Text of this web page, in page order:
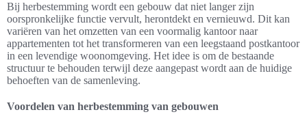
Bij herbestemming wordt een gebouw dat niet langer zijn
oorspronkelijke functie vervult, herontdekt en vernieuwd. Dit kan
variëren van het omzetten van een voormalig kantoor naar
appartementen tot het transformeren van een leegstaand postkantoor
in een levendige woonomgeving. Het idee is om de bestaande
structuur te behouden terwijl deze aangepast wordt aan de huidige
behoeften van de samenleving.
Voordelen van herbestemming van gebouwen